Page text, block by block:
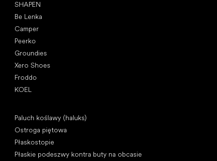
SHAPEN
Be Lenka
Camper
Peerko
Groundies
Xero Shoes
Froddo
KOEL
Paluch koślawy (haluks)
Ostroga piętowa
Płaskostopie
Płaskie podeszwy kontra buty na obcasie